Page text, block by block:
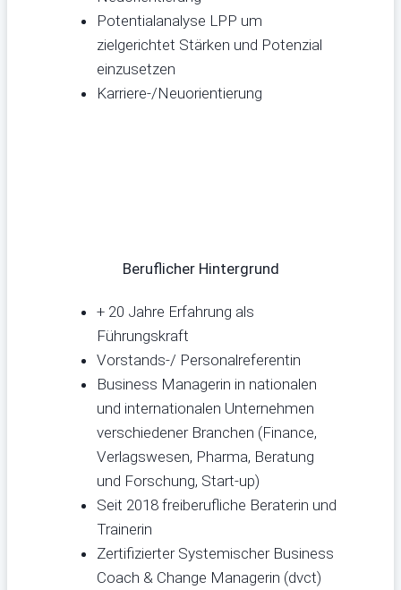
Potentialanalyse LPP um
zielgerichtet Stärken und Potenzial
einzusetzen
Karriere-/Neuorientierung
Beruflicher Hintergrund
+ 20 Jahre Erfahrung als
Führungskraft
Vorstands-/ Personalreferentin
Business Managerin in nationalen
und internationalen Unternehmen
verschiedener Branchen (Finance,
Verlagswesen, Pharma, Beratung
und Forschung, Start-up)
Seit 2018 freiberufliche Beraterin und
Trainerin
Zertifizierter Systemischer Business
Coach & Change Managerin (dvct)